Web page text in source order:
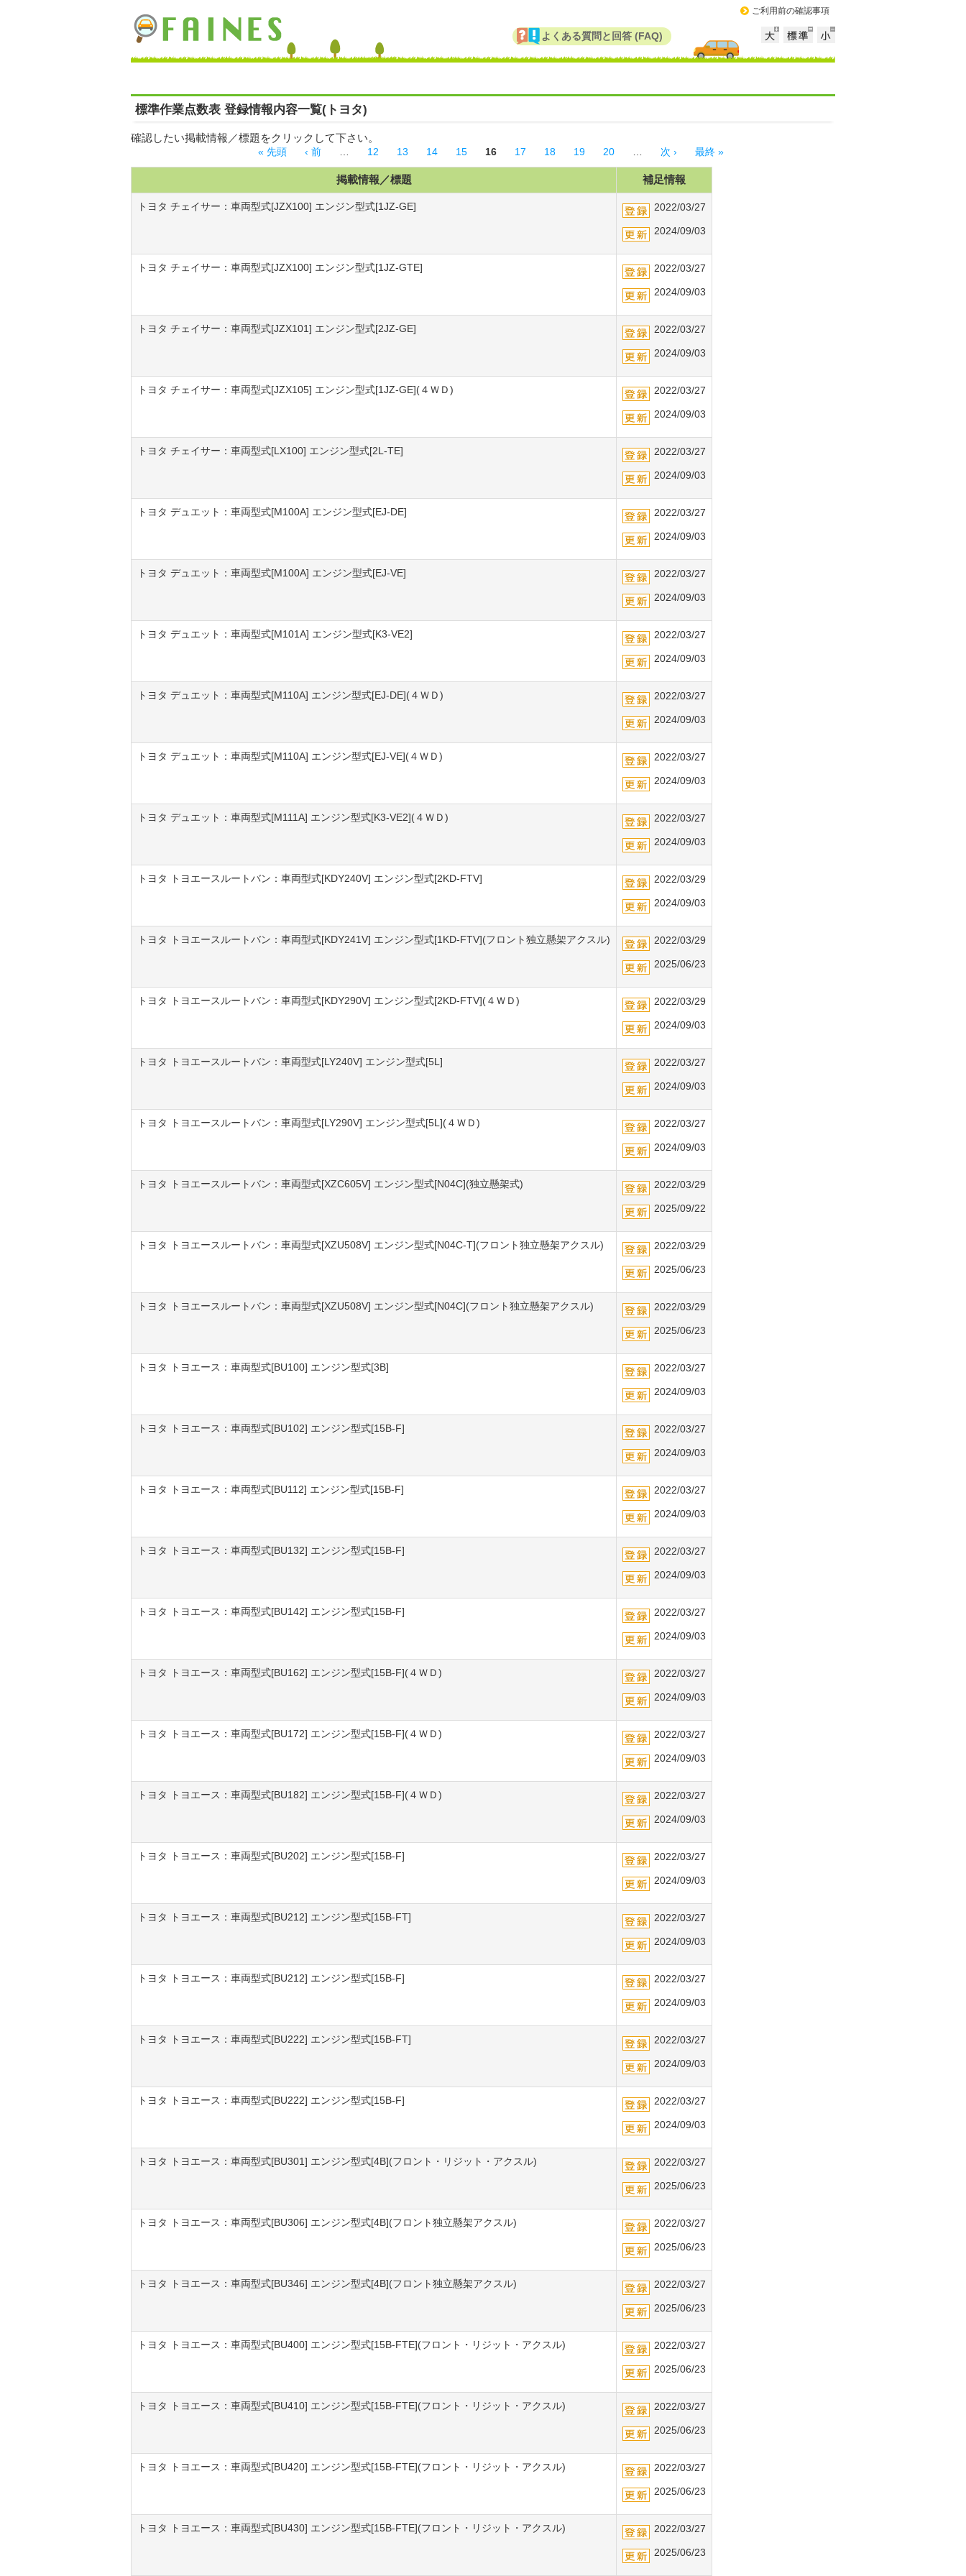
ご利用前の確認事項
よくある質問と回答 (FAQ)
標準作業点数表 登録情報内容一覧(トヨタ)
確認したい掲載情報／標題をクリックして下さい。
« 先頭 ‹ 前 12 13 14 15 16 17 18 19 20 次 › 最終 »
掲載情報／標題 補足情報
トヨタ チェイサー：車両型式[JZX100] エンジン型式[1JZ-GE] 2022/03/27
2024/09/03
トヨタ チェイサー：車両型式[JZX100] エンジン型式[1JZ-GTE] 2022/03/27
2024/09/03
トヨタ チェイサー：車両型式[JZX101] エンジン型式[2JZ-GE] 2022/03/27
2024/09/03
トヨタ チェイサー：車両型式[JZX105] エンジン型式[1JZ-GE](４ＷＤ) 2022/03/27
2024/09/03
トヨタ チェイサー：車両型式[LX100] エンジン型式[2L-TE] 2022/03/27
2024/09/03
トヨタ デュエット：車両型式[M100A] エンジン型式[EJ-DE] 2022/03/27
2024/09/03
トヨタ デュエット：車両型式[M100A] エンジン型式[EJ-VE] 2022/03/27
2024/09/03
トヨタ デュエット：車両型式[M101A] エンジン型式[K3-VE2] 2022/03/27
2024/09/03
トヨタ デュエット：車両型式[M110A] エンジン型式[EJ-DE](４ＷＤ) 2022/03/27
2024/09/03
トヨタ デュエット：車両型式[M110A] エンジン型式[EJ-VE](４ＷＤ) 2022/03/27
2024/09/03
トヨタ デュエット：車両型式[M111A] エンジン型式[K3-VE2](４ＷＤ) 2022/03/27
2024/09/03
トヨタ トヨエースルートバン：車両型式[KDY240V] エンジン型式[2KD-FTV] 2022/03/29
2024/09/03
トヨタ トヨエースルートバン：車両型式[KDY241V] エンジン型式[1KD-FTV](フロント独立懸架アクスル) 2022/03/29
2025/06/23
トヨタ トヨエースルートバン：車両型式[KDY290V] エンジン型式[2KD-FTV](４ＷＤ) 2022/03/29
2024/09/03
トヨタ トヨエースルートバン：車両型式[LY240V] エンジン型式[5L] 2022/03/27
2024/09/03
トヨタ トヨエースルートバン：車両型式[LY290V] エンジン型式[5L](４ＷＤ) 2022/03/27
2024/09/03
トヨタ トヨエースルートバン：車両型式[XZC605V] エンジン型式[N04C](独立懸架式) 2022/03/29
2025/09/22
トヨタ トヨエースルートバン：車両型式[XZU508V] エンジン型式[N04C-T](フロント独立懸架アクスル) 2022/03/29
2025/06/23
トヨタ トヨエースルートバン：車両型式[XZU508V] エンジン型式[N04C](フロント独立懸架アクスル) 2022/03/29
2025/06/23
トヨタ トヨエース：車両型式[BU100] エンジン型式[3B] 2022/03/27
2024/09/03
トヨタ トヨエース：車両型式[BU102] エンジン型式[15B-F] 2022/03/27
2024/09/03
トヨタ トヨエース：車両型式[BU112] エンジン型式[15B-F] 2022/03/27
2024/09/03
トヨタ トヨエース：車両型式[BU132] エンジン型式[15B-F] 2022/03/27
2024/09/03
トヨタ トヨエース：車両型式[BU142] エンジン型式[15B-F] 2022/03/27
2024/09/03
トヨタ トヨエース：車両型式[BU162] エンジン型式[15B-F](４ＷＤ) 2022/03/27
2024/09/03
トヨタ トヨエース：車両型式[BU172] エンジン型式[15B-F](４ＷＤ) 2022/03/27
2024/09/03
トヨタ トヨエース：車両型式[BU182] エンジン型式[15B-F](４ＷＤ) 2022/03/27
2024/09/03
トヨタ トヨエース：車両型式[BU202] エンジン型式[15B-F] 2022/03/27
2024/09/03
トヨタ トヨエース：車両型式[BU212] エンジン型式[15B-FT] 2022/03/27
2024/09/03
トヨタ トヨエース：車両型式[BU212] エンジン型式[15B-F] 2022/03/27
2024/09/03
トヨタ トヨエース：車両型式[BU222] エンジン型式[15B-FT] 2022/03/27
2024/09/03
トヨタ トヨエース：車両型式[BU222] エンジン型式[15B-F] 2022/03/27
2024/09/03
トヨタ トヨエース：車両型式[BU301] エンジン型式[4B](フロント・リジット・アクスル) 2022/03/27
2025/06/23
トヨタ トヨエース：車両型式[BU306] エンジン型式[4B](フロント独立懸架アクスル) 2022/03/27
2025/06/23
トヨタ トヨエース：車両型式[BU346] エンジン型式[4B](フロント独立懸架アクスル) 2022/03/27
2025/06/23
トヨタ トヨエース：車両型式[BU400] エンジン型式[15B-FTE](フロント・リジット・アクスル) 2022/03/27
2025/06/23
トヨタ トヨエース：車両型式[BU410] エンジン型式[15B-FTE](フロント・リジット・アクスル) 2022/03/27
2025/06/23
トヨタ トヨエース：車両型式[BU420] エンジン型式[15B-FTE](フロント・リジット・アクスル) 2022/03/27
2025/06/23
トヨタ トヨエース：車両型式[BU430] エンジン型式[15B-FTE](フロント・リジット・アクスル) 2022/03/27
2025/06/23